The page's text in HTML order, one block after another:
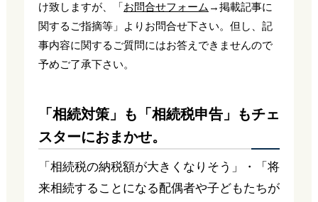
け致しますが、「お問合せフォーム →掲載記事に
関するご指摘等」よりお問合せ下さい。但し、記
事内容に関するご質問にはお答えできませんので
予めご了承下さい。
「相続対策」も「相続税申告」もチェ
スターにおまかせ。
「相続税の納税額が大きくなりそう」・「将
来相続することになる配偶者や子どもたちが